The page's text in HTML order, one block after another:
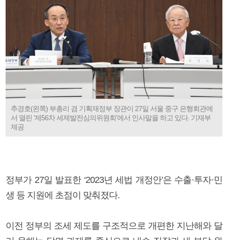
추경호(왼쪽) 부총리 겸 기획재정부 장관이 27일 서울 중구 은행회관에
서 열린 ‘제56차 세제발전심의위원회’에서 인사말을 하고 있다. 기재부
제공
정부가 27일 발표한 ‘2023년 세법 개정안’은 수출·투자·민
생 등 지원에 초점이 맞춰졌다.
이전 정부의 조세 제도를 구조적으로 개편한 지난해와 달